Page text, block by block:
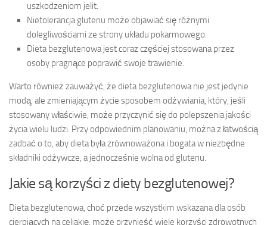
uszkodzeniom jelit.
Nietolerancja glutenu może objawiać się różnymi
dolegliwościami ze strony układu pokarmowego.
Dieta bezglutenowa jest coraz częściej stosowana przez
osoby pragnące poprawić swoje trawienie.
Warto również zauważyć, że dieta bezglutenowa nie jest jedynie
modą, ale zmieniającym życie sposobem odżywiania, który, jeśli
stosowany właściwie, może przyczynić się do polepszenia jakości
życia wielu ludzi. Przy odpowiednim planowaniu, można z łatwością
zadbać o to, aby dieta była zrównoważona i bogata w niezbędne
składniki odżywcze, a jednocześnie wolna od glutenu.
Jakie są korzyści z diety bezglutenowej?
Dieta bezglutenowa, choć przede wszystkim wskazana dla osób
cierpiących na celiakię, może przynieść wiele korzyści zdrowotnych